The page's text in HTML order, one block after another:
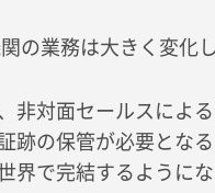
の業務は大きく変化
非対面セールスによ
跡の保管が必要とな
界で完結するようにな